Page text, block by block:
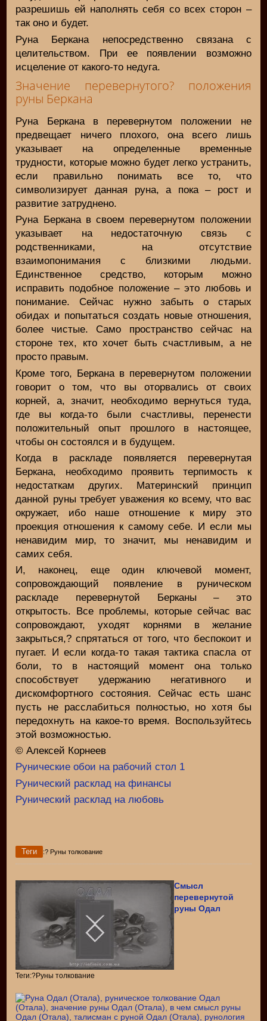
разрешишь ей наполнять себя со всех сторон –
так оно и будет.
Руна Беркана непосредственно связана с
целительством. При ее появлении возможно
исцеление от какого-то недуга.
Значение перевернутого? положения
руны Беркана
Руна Беркана в перевернутом положении не
предвещает ничего плохого, она всего лишь
указывает на определенные временные
трудности, которые можно будет легко устранить,
если правильно понимать все то, что
символизирует данная руна, а пока – рост и
развитие затруднено.
Руна Беркана в своем перевернутом положении
указывает на недостаточную связь с
родственниками, на отсутствие
взаимопонимания с близкими людьми.
Единственное средство, которым можно
исправить подобное положение – это любовь и
понимание. Сейчас нужно забыть о старых
обидах и попытаться создать новые отношения,
более чистые. Само пространство сейчас на
стороне тех, кто хочет быть счастливым, а не
просто правым.
Кроме того, Беркана в перевернутом положении
говорит о том, что вы оторвались от своих
корней, а, значит, необходимо вернуться туда,
где вы когда-то были счастливы, перенести
положительный опыт прошлого в настоящее,
чтобы он состоялся и в будущем.
Когда в раскладе появляется перевернутая
Беркана, необходимо проявить терпимость к
недостаткам других. Материнский принцип
данной руны требует уважения ко всему, что вас
окружает, ибо наше отношение к миру это
проекция отношения к самому себе. И если мы
ненавидим мир, то значит, мы ненавидим и
самих себя.
И, наконец, еще один ключевой момент,
сопровождающий появление в руническом
раскладе перевернутой Берканы – это
открытость. Все проблемы, которые сейчас вас
сопровождают, уходят корнями в желание
закрыться,? спрятаться от того, что беспокоит и
пугает. И если когда-то такая тактика спасла от
боли, то в настоящий момент она только
способствует удержанию негативного и
дискомфортного состояния. Сейчас есть шанс
пусть не расслабиться полностью, но хотя бы
передохнуть на какое-то время. Воспользуйтесь
этой возможностью.
© Алексей Корнеев
Рунические обои на рабочий стол 1
Рунический расклад на финансы
Рунический расклад на любовь
Теги :? Руны толкование
Смысл
перевернутой
руны Одал
Теги:?Руны толкование